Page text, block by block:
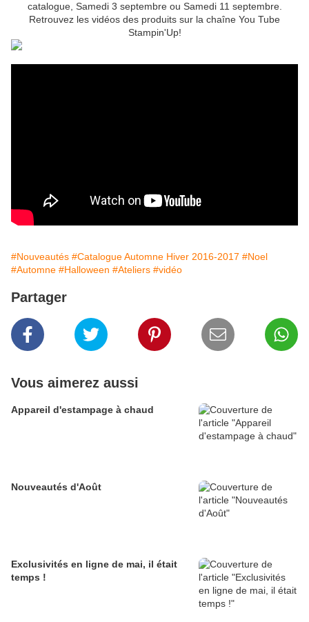
catalogue, Samedi 3 septembre ou Samedi 11 septembre.
Retrouvez les vidéos des produits sur la chaîne You Tube
Stampin'Up!
#Nouveautés #Catalogue Automne Hiver 2016-2017 #Noel
#Automne #Halloween #Ateliers #vidéo
Partager
Vous aimerez aussi
Appareil d'estampage à chaud
Nouveautés d'Août
Exclusivités en ligne de mai, il était
temps !